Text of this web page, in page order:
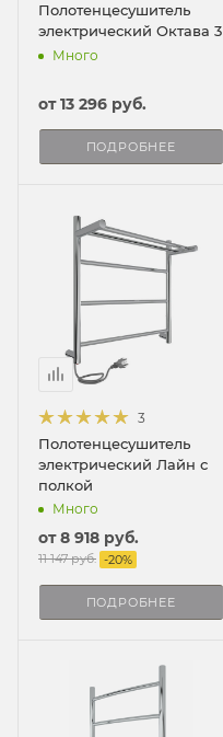
Полотенцесушитель
электрический Октава 3
Много
от13 296 руб.
ПОДРОБНЕЕ
3
Полотенцесушитель
электрический Лайн с
полкой
Много
от8 918 руб.
11 147 руб. -20%
ПОДРОБНЕЕ